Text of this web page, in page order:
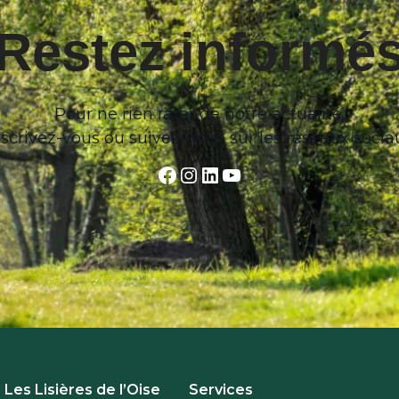
Pour ne rien rater de notre actualité,
vous ou suivez-nous sur les réseaux
Facebook
Instagram
LinkedIn
YouTube
Les Lisières de l’Oise Services